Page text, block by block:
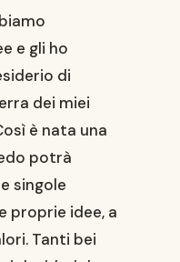
e gli ho
di
dei miei
è nata una
potrà
singole
proprie idee, a
Tanti bei